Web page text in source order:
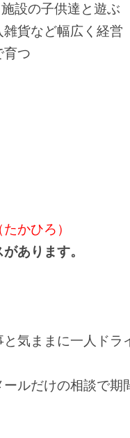
設の子供達と遊ぶ
貨など幅広く経営
育つ
かひろ）
あります。
気ままに一人ドラ
ールだけの相談で